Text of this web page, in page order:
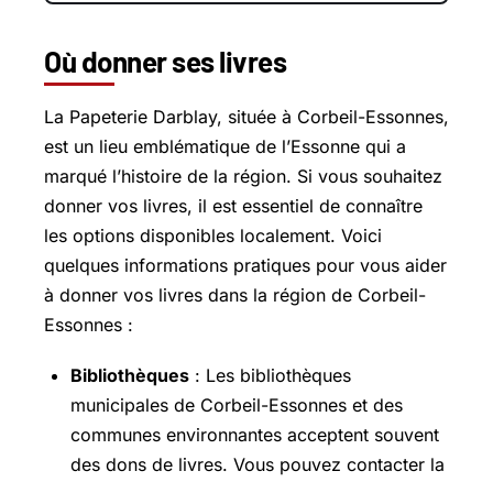
Où donner ses livres
La Papeterie Darblay, située à Corbeil-Essonnes,
est un lieu emblématique de l’Essonne qui a
marqué l’histoire de la région. Si vous souhaitez
donner vos livres, il est essentiel de connaître
les options disponibles localement. Voici
quelques informations pratiques pour vous aider
à donner vos livres dans la région de Corbeil-
Essonnes :
Bibliothèques : Les bibliothèques
municipales de Corbeil-Essonnes et des
communes environnantes acceptent souvent
des dons de livres. Vous pouvez contacter la